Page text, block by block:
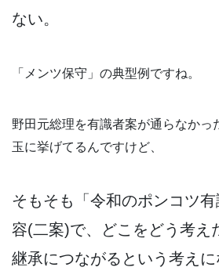
ない。
「メンツ保守」の典型例ですね。
野田元総理を有識者案が通らなかっ
玉に挙げてるんですけど、
そもそも「令和のポンコツ
容(二案)で、どこをどう考え
継承につながるという考えに